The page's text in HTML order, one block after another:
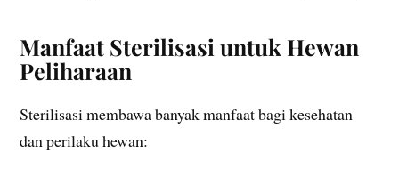
Manfaat Sterilisasi untuk Hewan
Peliharaan
Sterilisasi membawa banyak manfaat bagi kesehatan
dan perilaku hewan: